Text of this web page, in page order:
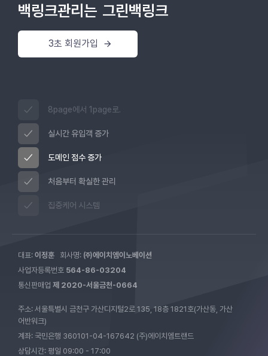
백링크관리는 그린백링크
3초 회원가입
8page에서 1page로.
실시간 유입객 증가
도메인 점수 증가
처음부터 확실한 관리
집중케어 시스템
대표: 이정훈 회사명: ㈜에이치엠이노베이션
사업자등록번호 564-86-03204
통신판매업 제 2020-서울금천-0664
주소: 서울특별시 금천구 가산디지털2로 135, 18층 1821호(가산동, 가산
어반워크)
계좌: 국민은행 360101-04-167642 (주)에이치엠트랜드
상담시간: 평일 09:00 - 17:00